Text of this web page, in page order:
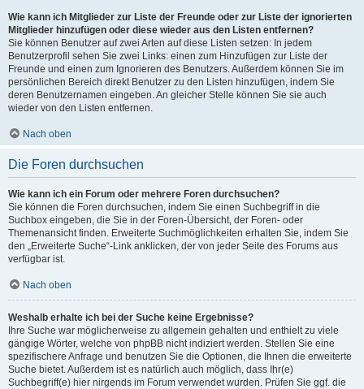
Wie kann ich Mitglieder zur Liste der Freunde oder zur Liste der ignorierten
Mitglieder hinzufügen oder diese wieder aus den Listen entfernen?
Sie können Benutzer auf zwei Arten auf diese Listen setzen: In jedem
Benutzerprofil sehen Sie zwei Links: einen zum Hinzufügen zur Liste der
Freunde und einen zum Ignorieren des Benutzers. Außerdem können Sie im
persönlichen Bereich direkt Benutzer zu den Listen hinzufügen, indem Sie
deren Benutzernamen eingeben. An gleicher Stelle können Sie sie auch
wieder von den Listen entfernen.
Nach oben
Die Foren durchsuchen
Wie kann ich ein Forum oder mehrere Foren durchsuchen?
Sie können die Foren durchsuchen, indem Sie einen Suchbegriff in die
Suchbox eingeben, die Sie in der Foren-Übersicht, der Foren- oder
Themenansicht finden. Erweiterte Suchmöglichkeiten erhalten Sie, indem Sie
den „Erweiterte Suche“-Link anklicken, der von jeder Seite des Forums aus
verfügbar ist.
Nach oben
Weshalb erhalte ich bei der Suche keine Ergebnisse?
Ihre Suche war möglicherweise zu allgemein gehalten und enthielt zu viele
gängige Wörter, welche von phpBB nicht indiziert werden. Stellen Sie eine
spezifischere Anfrage und benutzen Sie die Optionen, die Ihnen die erweiterte
Suche bietet. Außerdem ist es natürlich auch möglich, dass Ihr(e)
Suchbegriff(e) hier nirgends im Forum verwendet wurden. Prüfen Sie ggf. die